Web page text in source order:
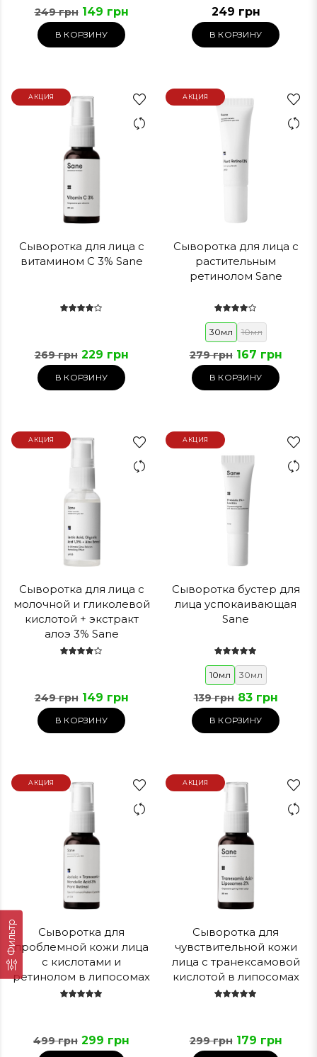
Фильтр
249 грн 149 грн
В КОРЗИНУ
249 грн
В КОРЗИНУ
АКЦИЯ
Сыворотка для лица с
витамином С 3% Sane
269 грн 229 грн
В КОРЗИНУ
АКЦИЯ
Сыворотка для лица с
растительным
ретинолом Sane
30мл 10мл
279 грн 167 грн
В КОРЗИНУ
АКЦИЯ
Сыворотка для лица с
молочной и гликолевой
кислотой + экстракт
алоэ 3% Sane
249 грн 149 грн
В КОРЗИНУ
АКЦИЯ
Сыворотка бустер для
лица успокаивающая
Sane
10мл 30мл
139 грн 83 грн
В КОРЗИНУ
АКЦИЯ
Сыворотка для
проблемной кожи лица
с кислотами и
ретинолом в липосомах
Sane
499 грн 299 грн
АКЦИЯ
Сыворотка для
чувствительной кожи
лица с транексамовой
кислотой в липосомах
Sane
299 грн 179 грн